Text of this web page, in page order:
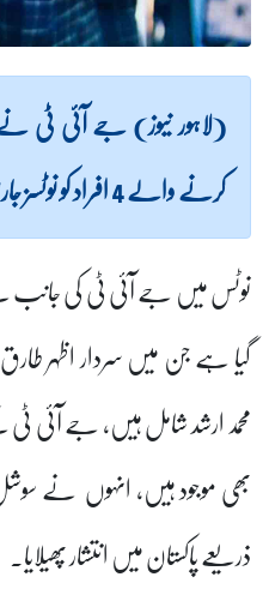
(لاہور نیوز) جے آئی ٹی نے
کرنے والے 4 افراد کو نوٹسز جاری کر دیئے ہیں۔
گیا ہے جن میں سردار اظہر
محمد ارشد شامل ہیں، جے آئی
بھی موجود ہیں، انہوں نے
ذریعے پاکستان میں انتشار پھیلایا۔